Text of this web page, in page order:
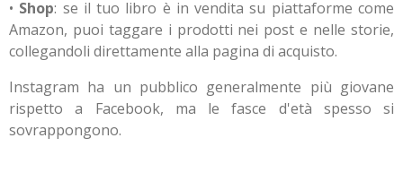
• Shop: se il tuo libro è in vendita su piattaforme come
Amazon, puoi taggare i prodotti nei post e nelle storie,
collegandoli direttamente alla pagina di acquisto.
Instagram ha un pubblico generalmente più giovane
rispetto a Facebook, ma le fasce d'età spesso si
sovrappongono.